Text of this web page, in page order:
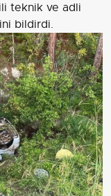
teknik ve adli
bildirdi.